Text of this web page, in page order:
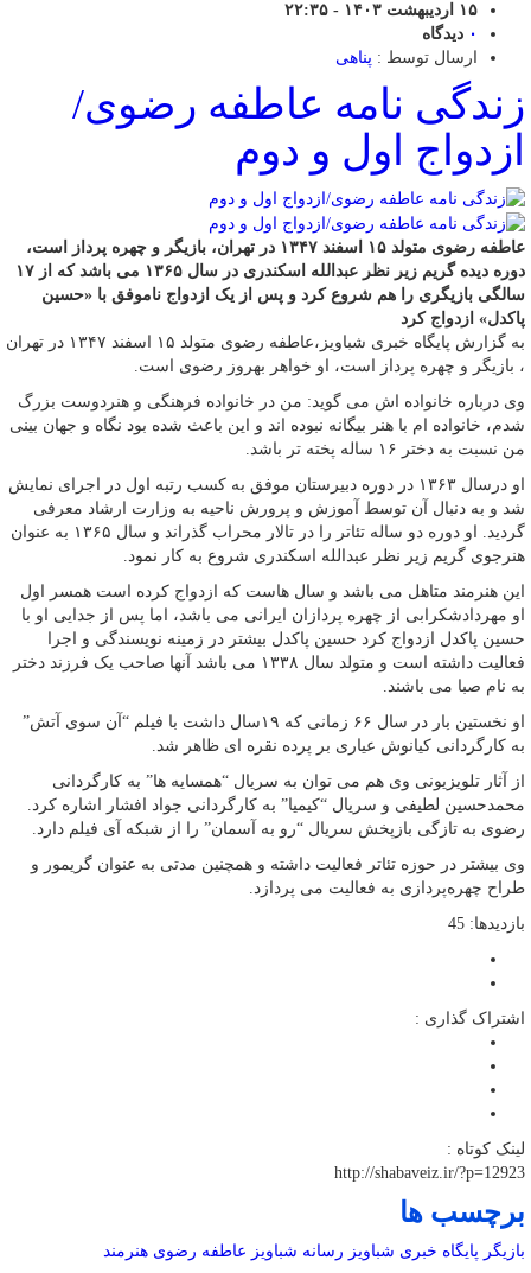
۱۵ اردیبهشت ۱۴۰۳ - ۲۲:۳۵
۰ دیدگاه
ارسال توسط : پناهی
زندگی نامه عاطفه رضوی/
ازدواج اول و دوم
عاطفه رضوی متولد ۱۵ اسفند ۱۳۴۷ در تهران، بازیگر و چهره پرداز است،
دوره دیده گریم زیر نظر عبدالله اسکندری در سال ۱۳۶۵ می باشد که از ۱۷
سالگی بازیگری را هم شروع کرد و پس از یک ازدواج ناموفق با «حسین
پاکدل» ازدواج کرد
به گزارش پایگاه خبری شباویز،عاطفه رضوی متولد ۱۵ اسفند ۱۳۴۷ در تهران
، بازیگر و چهره پرداز است، او خواهر بهروز رضوی است.
وی درباره خانواده اش می گوید: من در خانواده فرهنگی و هنردوست بزرگ
شدم، خانواده ام با هنر بیگانه نبوده اند و این باعث شده بود نگاه و جهان بینی
من نسبت به دختر ۱۶ ساله پخته تر باشد.
او درسال ۱۳۶۳ در دوره دبیرستان موفق به کسب رتبه اول در اجرای نمایش
شد و به دنبال آن توسط آموزش و پرورش ناحیه به وزارت ارشاد معرفی
گردید. او دوره دو ساله تئاتر را در تالار محراب گذراند و سال ۱۳۶۵ به عنوان
هنرجوی گریم زیر نظر عبدالله اسکندری شروع به کار نمود.
این هنرمند متاهل می باشد و سال هاست که ازدواج کرده است همسر اول
او مهردادشکرابی از چهره پردازان ایرانی می باشد، اما پس از جدایی او با
حسین پاکدل ازدواج کرد حسین پاکدل بیشتر در زمینه نویسندگی و اجرا
فعالیت داشته است و متولد سال ۱۳۳۸ می باشد آنها صاحب یک فرزند دختر
به نام صبا می باشند.
او نخستین بار در سال ۶۶ زمانی که ۱۹سال داشت با فیلم “آن سوی آتش”
به کارگردانی کیانوش عیاری بر پرده نقره ای ظاهر شد.
از آثار تلویزیونی وی هم می توان به سریال “همسایه ها” به کارگردانی
محمدحسین لطیفی و سریال “کیمیا” به کارگردانی جواد افشار اشاره کرد.
رضوی به تازگی بازپخش سریال “رو به آسمان” را از شبکه آی فیلم دارد.
وی بیشتر در حوزه تئاتر فعالیت داشته‌ و همچنین مدتی به عنوان گریمور و
طراح چهره‌پردازی به فعالیت می پردازد.
بازدیدها: 45
اشتراک گذاری :
لینک کوتاه :
http://shabaveiz.ir/?p=12923
برچسب ها
بازیگر پایگاه خبری شباویز رسانه شباویز عاطفه رضوی هنرمند